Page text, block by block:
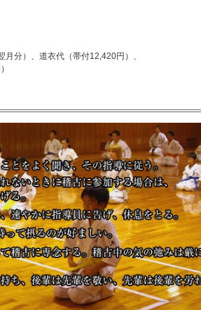
分）、道衣代（帯付12,420円）、